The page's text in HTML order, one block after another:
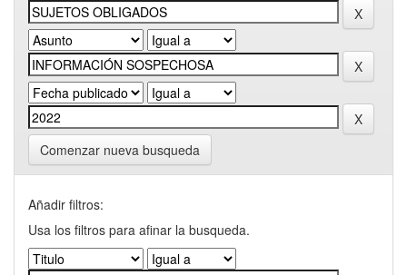
Comenzar nueva busqueda
Añadir filtros:
Usa los filtros para afinar la busqueda.